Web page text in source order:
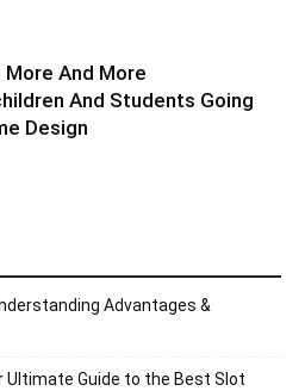
More And More
And Students Going
Design
Advantages &
Ultimate Guide to the Best Slot